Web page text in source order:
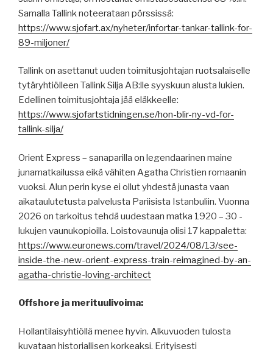
Samalla Tallink noteerataan pörssissä:
https://www.sjofart.ax/nyheter/infortar-tankar-tallink-for-
89-miljoner/
Tallink on asettanut uuden toimitusjohtajan ruotsalaiselle
tytäryhtiölleen Tallink Silja AB:lle syyskuun alusta lukien.
Edellinen toimitusjohtaja jää eläkkeelle:
https://www.sjofartstidningen.se/hon-blir-ny-vd-for-
tallink-silja/
Orient Express – sanaparilla on legendaarinen maine
junamatkailussa eikä vähiten Agatha Christien romaanin
vuoksi. Alun perin kyse ei ollut yhdestä junasta vaan
aikataulutetusta palvelusta Pariisista Istanbuliin. Vuonna
2026 on tarkoitus tehdä uudestaan matka 1920 – 30 -
lukujen vaunukopioilla. Loistovaunuja olisi 17 kappaletta:
https://www.euronews.com/travel/2024/08/13/see-
inside-the-new-orient-express-train-reimagined-by-an-
agatha-christie-loving-architect
Offshore ja merituulivoima:
Hollantilaisyhtiöllä menee hyvin. Alkuvuoden tulosta
kuvataan historiallisen korkeaksi. Erityisesti